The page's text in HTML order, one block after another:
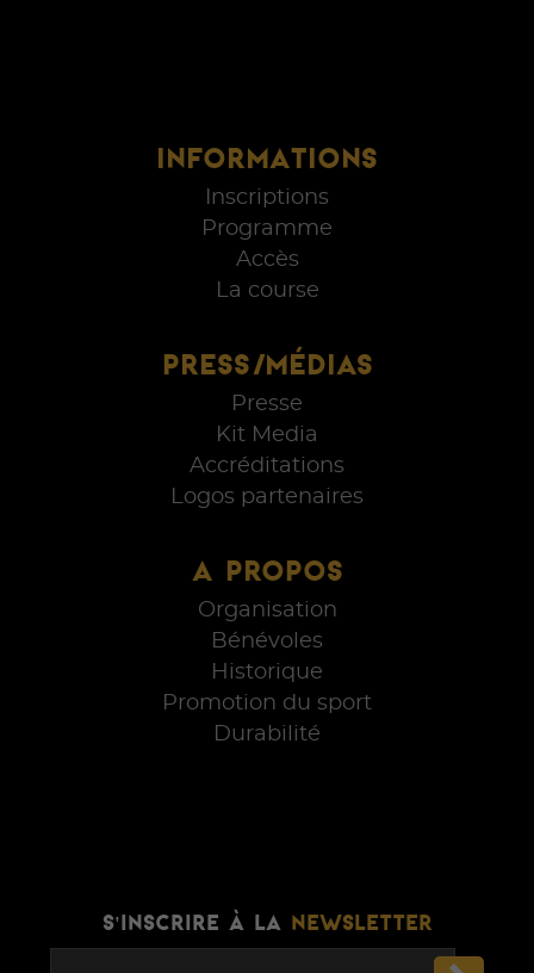
INFORMATIONS
Inscriptions
Programme
Accès
La course
PRESS/MÉDIAS
Presse
Kit Media
Accréditations
Logos partenaires
A PROPOS
Organisation
Bénévoles
Historique
Promotion du sport
Durabilité
S'INSCRIRE À LA NEWSLETTER